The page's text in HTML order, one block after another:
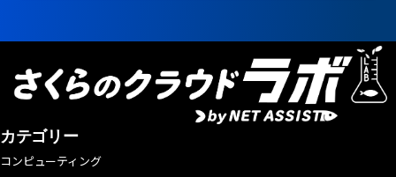
カテゴリー
コンピューティング